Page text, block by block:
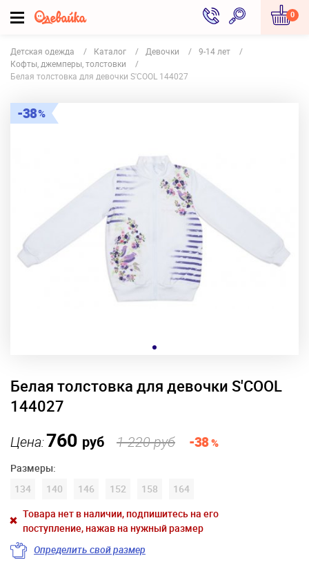
0
Детская одежда Каталог Девочки
9-14 лет
Кофты, джемперы, толстовки
Белая толстовка для девочки S'COOL 144027
38
Белая толстовка для девочки S'COOL
144027
Цена:760 руб 1 220 руб -38%
Размеры:
134
140 146 152 158
164
Товара нет в наличии, подпишитесь на его
поступление, нажав на нужный размер
Определить свой размер